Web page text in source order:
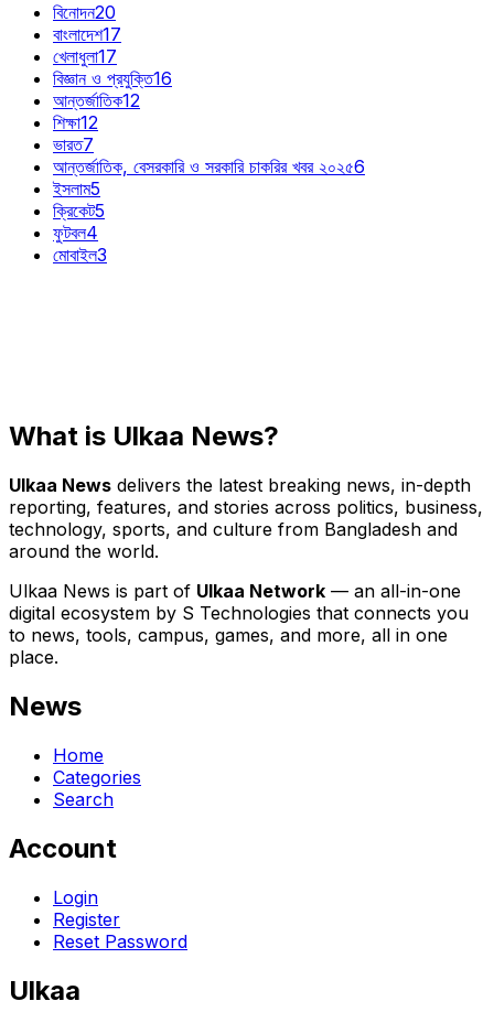
বিনোদন20
বাংলাদেশ17
খেলাধুলা17
বিজ্ঞান ও প্রযুক্তি16
আন্তর্জাতিক12
শিক্ষা12
ভারত7
আন্তর্জাতিক, বেসরকারি ও সরকারি চাকরির খবর ২০২৫6
ইসলাম5
ক্রিকেট5
ফুটবল4
মোবাইল3
What is Ulkaa News?
Ulkaa News delivers the latest breaking news, in-depth
reporting, features, and stories across politics, business,
technology, sports, and culture from Bangladesh and
around the world.
Ulkaa News is part of Ulkaa Network — an all-in-one
digital ecosystem by S Technologies that connects you
to news, tools, campus, games, and more, all in one
place.
News
Home
Categories
Search
Account
Login
Register
Reset Password
Ulkaa